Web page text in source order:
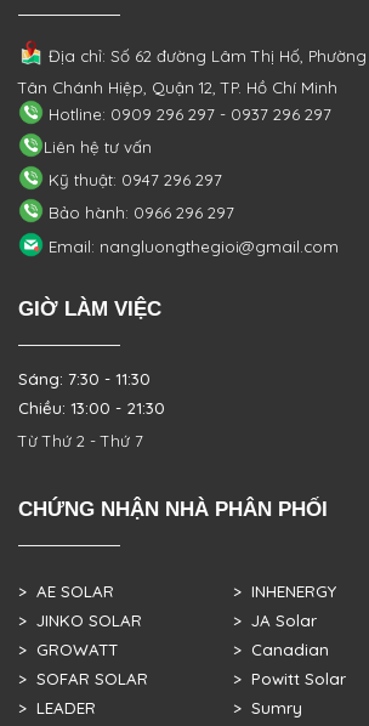
Địa chỉ: Số 62 đường Lâm Thị Hố, Phường
Tân Chánh Hiệp, Quận 12, TP. Hồ Chí Minh
Hotline: 0909 296 297 - 0937 296 297
Liên hệ tư vấn
Kỹ thuật: 0947 296 297
Bảo hành: 0966 296 297
Email: nangluongthegioi@gmail.com
GIỜ LÀM VIỆC
Sáng: 7:30 - 11:30
Chiều: 13:00 - 21:30
Từ Thứ 2 - Thứ 7
CHỨNG NHẬN NHÀ PHÂN PHỐI
> AE SOLAR
> JINKO SOLAR
> GROWATT
> SOFAR SOLAR
> LEADER
> INHENERGY
> JA Solar
> Canadian
> Powitt Solar
> Sumry